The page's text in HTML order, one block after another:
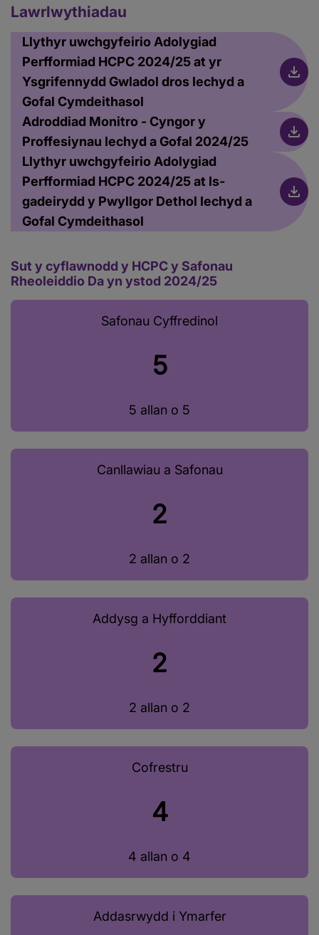
Lawrlwythiadau
Llythyr uwchgyfeirio Adolygiad
Perfformiad HCPC 2024/25 at yr
Ysgrifennydd Gwladol dros Iechyd a
Gofal Cymdeithasol
Adroddiad Monitro - Cyngor y
Proffesiynau Iechyd a Gofal 2024/25
Llythyr uwchgyfeirio Adolygiad
Perfformiad HCPC 2024/25 at Is-
gadeirydd y Pwyllgor Dethol Iechyd a
Gofal Cymdeithasol
Sut y cyflawnodd y HCPC y Safonau
Rheoleiddio Da yn ystod 2024/25
Safonau Cyffredinol
5
5 allan o 5
Canllawiau a Safonau
2
2 allan o 2
Addysg a Hyfforddiant
2
2 allan o 2
Cofrestru
4
4 allan o 4
Addasrwydd i Ymarfer